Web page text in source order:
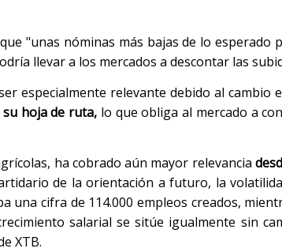
"unas nóminas más bajas de lo esperado
llevar a los mercados a descontar las
especialmente relevante debido al cambio
hoja de ruta, lo que obliga al mercado a
ha cobrado aún mayor relevancia
de la orientación a futuro, la
una cifra de 114.000 empleos creados,
salarial se sitúe igualmente sin
XTB.